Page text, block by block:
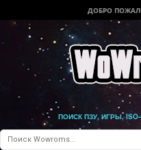
ДОБРО
ПОИСК ПЗУ, ИГРЫ,